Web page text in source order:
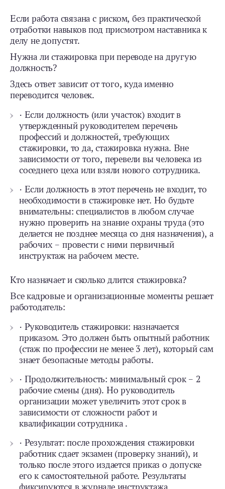
Если работа связана с риском, без практической
отработки навыков под присмотром наставника к
делу не допустят.
Нужна ли стажировка при переводе на другую
должность?
Здесь ответ зависит от того, куда именно
переводится человек.
· Если должность (или участок) входит в
утвержденный руководителем перечень
профессий и должностей, требующих
стажировки, то да, стажировка нужна. Вне
зависимости от того, перевели вы человека из
соседнего цеха или взяли нового сотрудника.
· Если должность в этот перечень не входит, то
необходимости в стажировке нет. Но будьте
внимательны: специалистов в любом случае
нужно проверить на знание охраны труда (это
делается не позднее месяца со дня назначения), а
рабочих – провести с ними первичный
инструктаж на рабочем месте.
Кто назначает и сколько длится стажировка?
Все кадровые и организационные моменты решает
работодатель:
· Руководитель стажировки: назначается
приказом. Это должен быть опытный работник
(стаж по профессии не менее 3 лет), который сам
знает безопасные методы работы.
· Продолжительность: минимальный срок – 2
рабочие смены (дня). Но руководитель
организации может увеличить этот срок в
зависимости от сложности работ и
квалификации сотрудника .
· Результат: после прохождения стажировки
работник сдает экзамен (проверку знаний), и
только после этого издается приказ о допуске
его к самостоятельной работе. Результаты
фиксируются в журнале инструктажа.